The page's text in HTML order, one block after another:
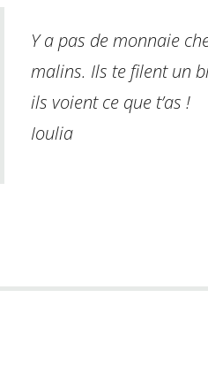
Y a pas de monnaie
malins. Ils te filent un
ils voient ce que t’as !
Ioulia